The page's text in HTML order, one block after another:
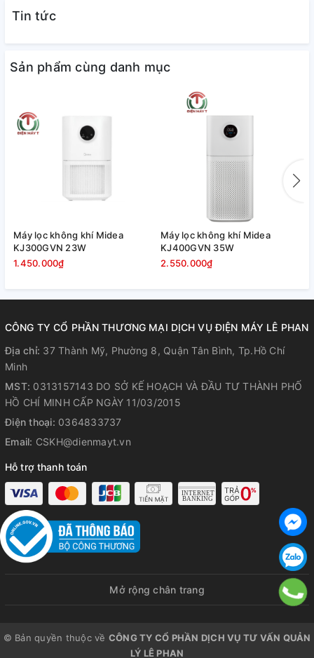
Bộ lọc thứ hai là nộ lọc khí độc, trong không khí như khí độc
hại cho cơ thể. Bộ lọc khí độc của lọc không khí Ferroli giúp
Tin tức
Sản phẩm cùng danh mục
Máy lọc không khí Midea
KJ300GVN 23W
1.450.000₫
Máy lọc không khí Midea
KJ400GVN 35W
2.550.000₫
CÔNG TY CỔ PHẦN THƯƠNG MẠI DỊCH VỤ ĐIỆN MÁY LÊ PHAN
Địa chỉ: 37 Thành Mỹ, Phường 8, Quận Tân Bình, Tp.Hồ Chí
Minh
MST: 0313157143 DO SỞ KẾ HOẠCH VÀ ĐẦU TƯ THÀNH PHỐ
HỒ CHÍ MINH CẤP NGÀY 11/03/2015
Điện thoại: 0364833737
Email: CSKH@dienmayt.vn
Hỗ trợ thanh toán
Mở rộng chân trang
© Bản quyền thuộc về CÔNG TY CỔ PHẦN DỊCH VỤ TƯ VẤN QUẢN
LÝ LÊ PHAN